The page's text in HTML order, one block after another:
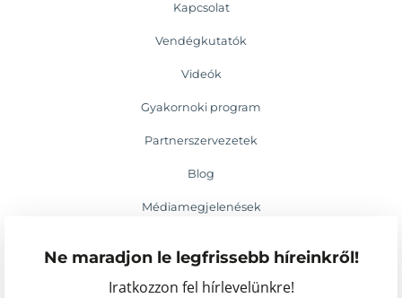
Ne maradjon le legfrissebb híreinkről!
Iratkozzon fel hírlevelünkre!
Kapcsolat
Vendégkutatók
Videók
Gyakornoki program
Partnerszervezetek
Blog
Médiamegjelenések